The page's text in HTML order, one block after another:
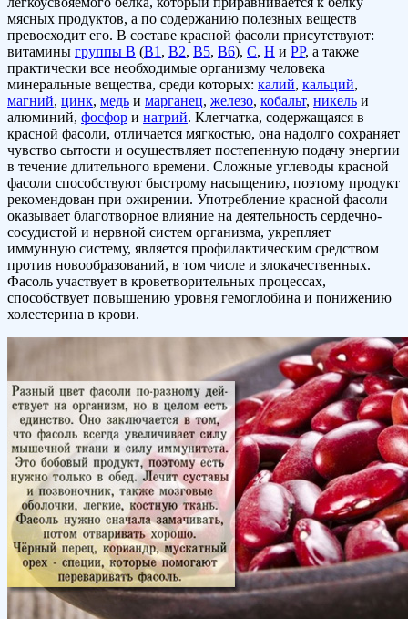
мясных продуктов, а по содержанию полезных веществ
превосходит его. В составе красной фасоли присутствуют:
витамины группы В (В1 , В2, В5, В6), С, Н и РР, а также
практически все необходимые организму человека
минеральные вещества, среди которых: калий, кальций,
магний, цинк, медь и марганец, железо, кобальт, никель и
алюминий, фосфор и натрий. Клетчатка, содержащаяся в
красной фасоли, отличается мягкостью, она надолго сохраняет
чувство сытости и осуществляет постепенную подачу энергии
в течение длительного времени. Сложные углеводы красной
фасоли способствуют быстрому насыщению, поэтому продукт
рекомендован при ожирении. Употребление красной фасоли
оказывает благотворное влияние на деятельность сердечно-
сосудистой и нервной систем организма, укрепляет
иммунную систему, является профилактическим средством
против новообразований, в том числе и злокачественных.
Фасоль участвует в кроветворительных процессах,
способствует повышению уровня гемоглобина и понижению
холестерина в крови.